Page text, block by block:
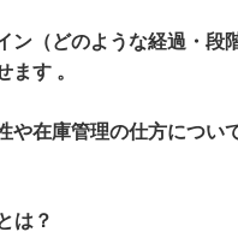
ン（どのような経過・段
ます 。
や在庫管理の仕方につい
は？